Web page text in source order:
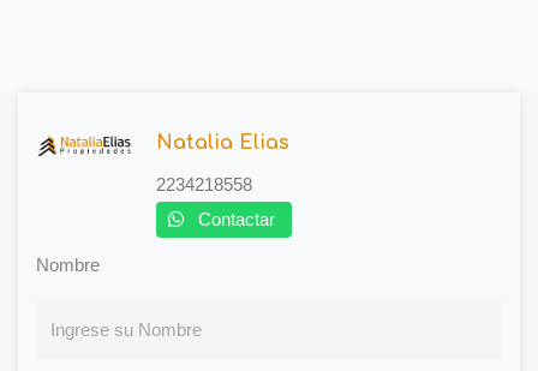
Natalia Elias
2234218558
Contactar
Nombre